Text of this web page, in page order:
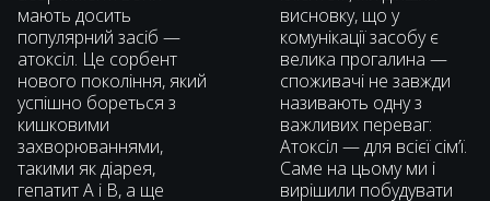
мають досить
популярний засіб —
атоксіл. Це сорбент
нового покоління, який
успішно бореться з
кишковими
захворюваннями,
такими як діарея,
гепатит А і В, а ще
висновку, що у
комунікації засобу є
велика прогалина —
споживачі не завжди
називають одну з
важливих переваг:
Атоксіл — для всієї сімʼї.
Саме на цьому ми і
вирішили побудувати